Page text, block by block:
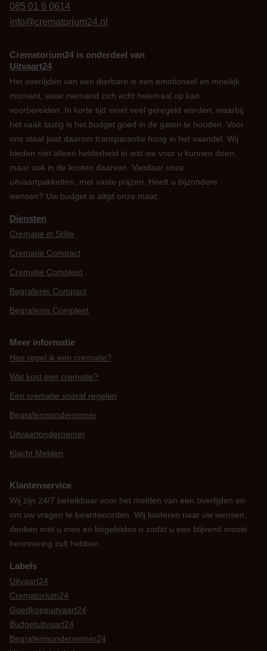
085 01 6 0614
info@crematorium24.nl
Crematorium24 is onderdeel van
Uitvaart24
Het overlijden van een dierbare is een emotioneel en moeilijk
moment, waar niemand zich echt helemaal op kan
voorbereiden. In korte tijd moet veel geregeld worden, waarbij
het vaak lastig is het budget goed in de gaten te houden. Voor
ons staat juist daarom transparantie hoog in het vaandel. Wij
bieden niet alleen helderheid in wat we voor u kunnen doen,
maar ook in de kosten daarvan. Vandaar onze
uitvaartpakketten, met vaste prijzen. Heeft u bijzondere
wensen? Uw budget is altijd onze maat.
Diensten
Crematie in Stilte
Crematie Compact
Crematie Compleet
Begrafenis Compact
Begrafenis Compleet
Meer informatie
Hoe regel ik een crematie?
Wat kost een crematie?
Een crematie vooraf regelen
Begrafenisondernemer
Uitvaartondernemer
Klacht Melden
Klantenservice
Wij zijn 24/7 bereikbaar voor het melden van een overlijden en
om uw vragen te beantwoorden. Wij luisteren naar uw wensen,
denken met u mee en begeleiden u zodat u een blijvend mooie
herinnering zult hebben.
Labels
Uitvaart24
Crematorium24
Goedkopeuitvaart24
Budgetuitvaart24
Begrafenisondernemer24